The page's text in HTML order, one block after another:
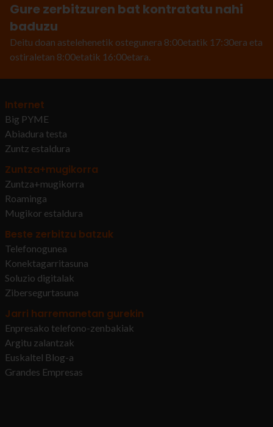
Gure zerbitzuren bat kontratatu nahi
baduzu
Deitu doan astelehenetik ostegunera 8:00etatik 17:30era eta
ostiraletan 8:00etatik 16:00etara.
Internet
Big PYME
Abiadura testa
Zuntz estaldura
Zuntza+mugikorra
Zuntza+mugikorra
Roaminga
Mugikor estaldura
Beste zerbitzu batzuk
Telefonogunea
Konektagarritasuna
Soluzio digitalak
Zibersegurtasuna
Jarri harremanetan gurekin
Enpresako telefono-zenbakiak
Argitu zalantzak
Euskaltel Blog-a
Grandes Empresas